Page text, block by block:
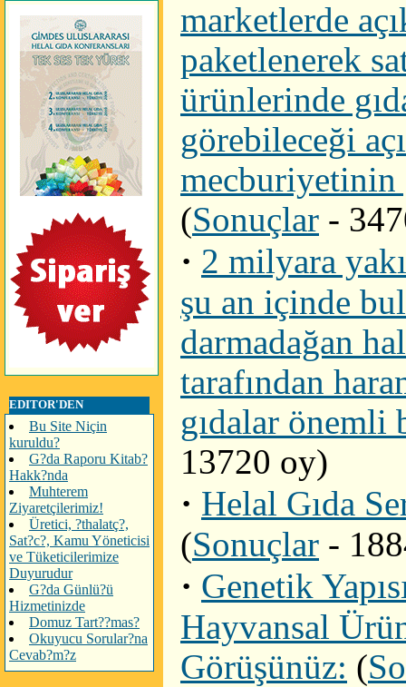
EDITOR'DEN
Bu Site Niçin
kuruldu?
G?da Raporu Kitab?
Hakk?nda
Muhterem
Ziyaretçilerimiz!
Üretici, ?thalatç?,
Sat?c?, Kamu Yöneticisi
ve Tüketicilerimize
Duyurudur
G?da Günlü?ü
Hizmetinizde
Domuz Tart??mas?
Okuyucu Sorular?na
Cevab?m?z
marketlerde
paketlenerek
ürünlerinde
görebileceği
(Sonuçlar -
· 2 milyara
şu an içinde
darmadağan
tarafından
gıdalar önemli
13720 oy)
· Helal Gıda
(Sonuçlar -
· Genetik
Hayvansal
Görüşünüz: (